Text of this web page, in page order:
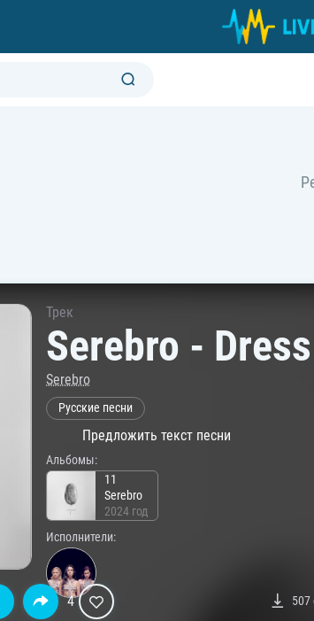
Трек
Serebro -
Serebro
Русские песни
Предложить текст песни
Альбомы:
11
Serebro
2024 год
Исполнители:
4 507